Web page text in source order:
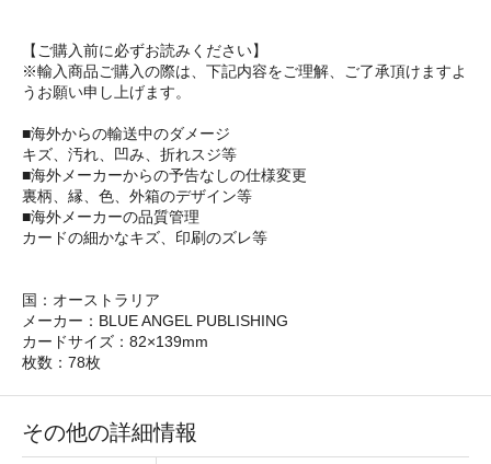
【ご購入前に必ずお読みください】
※輸入商品ご購入の際は、下記内容をご理解、ご了承頂けますよ
うお願い申し上げます。
■海外からの輸送中のダメージ
キズ、汚れ、凹み、折れスジ等
■海外メーカーからの予告なしの仕様変更
裏柄、縁、色、外箱のデザイン等
■海外メーカーの品質管理
カードの細かなキズ、印刷のズレ等
国：オーストラリア
メーカー：BLUE ANGEL PUBLISHING
カードサイズ：82×139mm
枚数：78枚
その他の詳細情報